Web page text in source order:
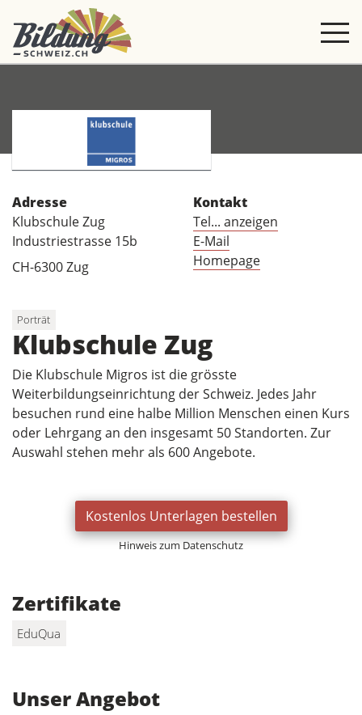
Adresse
Klubschule Zug
Industriestrasse 15b
CH-6300 Zug
Kontakt
Tel... anzeigen
E-Mail
Homepage
Porträt
Klubschule Zug
Die Klubschule Migros ist die grösste
Weiterbildungseinrichtung der Schweiz. Jedes Jahr
besuchen rund eine halbe Million Menschen einen Kurs
oder Lehrgang an den insgesamt 50 Standorten. Zur
Auswahl stehen mehr als 600 Angebote.
Kostenlos Unterlagen bestellen
Hinweis zum Datenschutz
Zertifikate
EduQua
Unser Angebot